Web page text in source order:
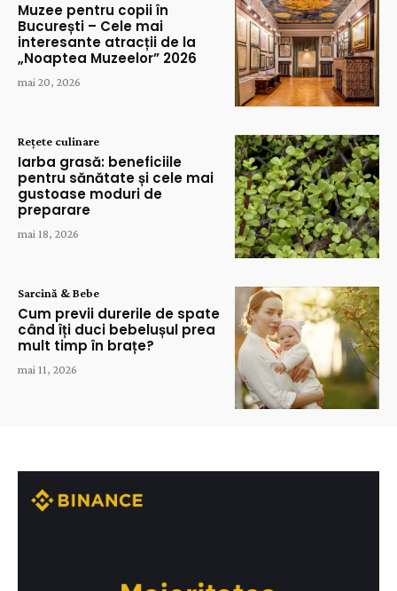
Muzee pentru copii în
București – Cele mai
interesante atracții de la
„Noaptea Muzeelor” 2026
mai 20, 2026
Rețete culinare
Iarba grasă: beneficiile
pentru sănătate și cele mai
gustoase moduri de
preparare
mai 18, 2026
Sarcină & Bebe
Cum previi durerile de spate
când îți duci bebelușul prea
mult timp în brațe?
mai 11, 2026